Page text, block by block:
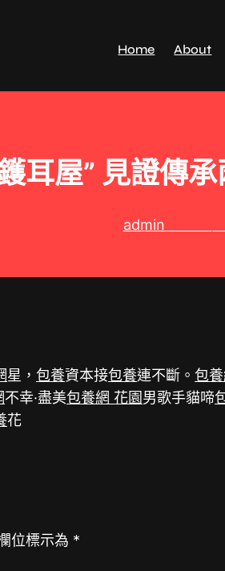
Home About
耳屋” 見證傳
admin
星，包養資本接包養連不斷。包
不幸·盡美包養網 花園男歌手貓啼
花
位標示為 *